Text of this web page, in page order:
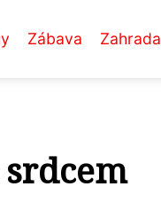
Zábava Zahrada